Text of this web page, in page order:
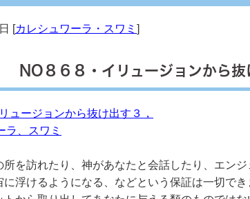
[カレシュワーラ・スワミ ]
NO８６８・イリュージョンから抜
ュージョンから抜け出す３，
ラ、スワミ
を訪れたり、神があなたと会話したり、エン
に浮けるようになる、などという保証は一切で